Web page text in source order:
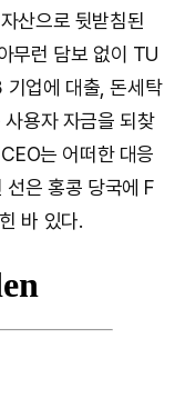
산으로 뒷받침된
무런 담보 없이 TU
업에 대출, 돈세탁
용자 자금을 되찾
는 어떠한 대응
선은 홍콩 당국에 F
바 있다.